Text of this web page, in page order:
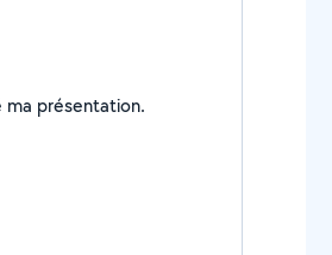
Je n'ai pas encore renseigné ma présentation.